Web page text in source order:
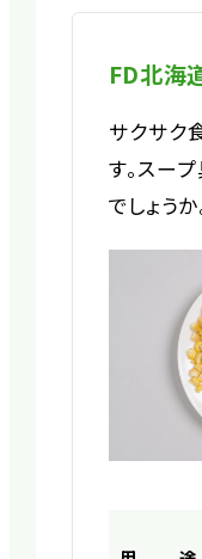
FD北海
サクサク
す。スー
でしょうか